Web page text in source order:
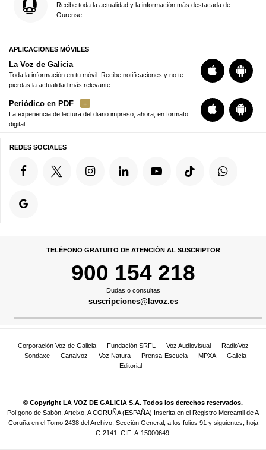
Recibe toda la actualidad y la información más destacada de
Ourense
APLICACIONES MÓVILES
La Voz de Galicia
Toda la información en tu móvil. Recibe notificaciones y no te
pierdas la actualidad más relevante
Periódico en PDF
La experiencia de lectura del diario impreso, ahora, en formato
digital
REDES SOCIALES
TELÉFONO GRATUITO DE ATENCIÓN AL SUSCRIPTOR
900 154 218
Dudas o consultas
suscripciones@lavoz.es
Corporación Voz de Galicia Fundación SRFL Voz Audiovisual
RadioVoz
Sondaxe
Canalvoz Voz Natura Prensa-Escuela MPXA
Galicia
Editorial
© Copyright LA VOZ DE GALICIA S.A. Todos los derechos reservados.
Polígono de Sabón, Arteixo, A CORUÑA (ESPAÑA) Inscrita en el Registro Mercantil de A
Coruña en el Tomo 2438 del Archivo, Sección General, a los folios 91 y siguientes, hoja
C-2141. CIF: A-15000649.